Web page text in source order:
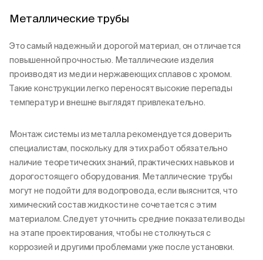
Металлические трубы
Это самый надежный и дорогой материал, он отличается
повышенной прочностью. Металлические изделия
производят из меди и нержавеющих сплавов с хромом.
Такие конструкции легко переносят высокие перепады
температур и внешне выглядят привлекательно.
Монтаж системы из металла рекомендуется доверить
специалистам, поскольку для этих работ обязательно
наличие теоретических знаний, практических навыков и
дорогостоящего оборудования. Металлические трубы
могут не подойти для водопровода, если выяснится, что
химический состав жидкости не сочетается с этим
материалом. Следует уточнить средние показатели воды
на этапе проектирования, чтобы не столкнуться с
коррозией и другими проблемами уже после установки.